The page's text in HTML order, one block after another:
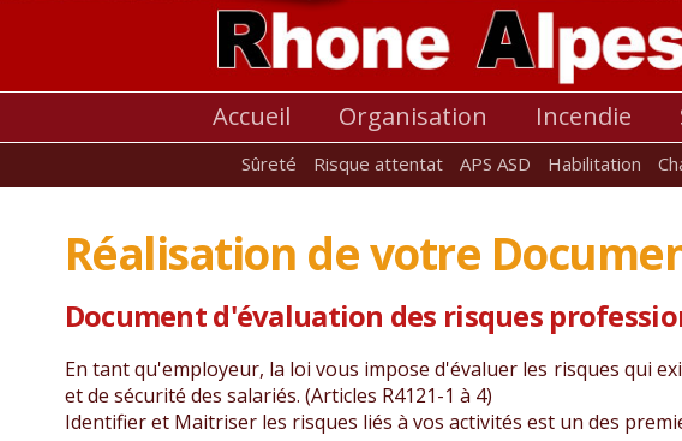
Accueil Organisation Incendie
Sûreté Risque attentat APS ASD Habilitation
Réalisation de votre
Document d'évaluation des risques
En tant qu'employeur, la loi vous impose d'évaluer les risques qui
et de sécurité des salariés. (Articles R4121-1 à 4)
Identifier et Maitriser les risques liés à vos activités est un des